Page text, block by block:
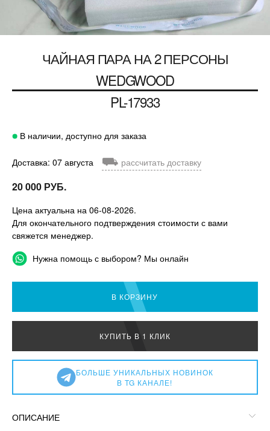
ЧАЙНАЯ ПАРА НА 2 ПЕРСОНЫ
WEDGWOOD
PL-17933
В наличии, доступно для заказа
Доставка: 07 августа ⛟ рассчитать доставку
20 000 РУБ.
Цена актуальна на 06-08-2026.
Для окончательного подтверждения стоимости с вами
свяжется менеджер.
Нужна помощь с выбором? Мы онлайн
В КОРЗИНУ
КУПИТЬ В 1 КЛИК
БОЛЬШЕ УНИКАЛЬНЫХ НОВИНОК
В TG КАНАЛЕ!
ОПИСАНИЕ